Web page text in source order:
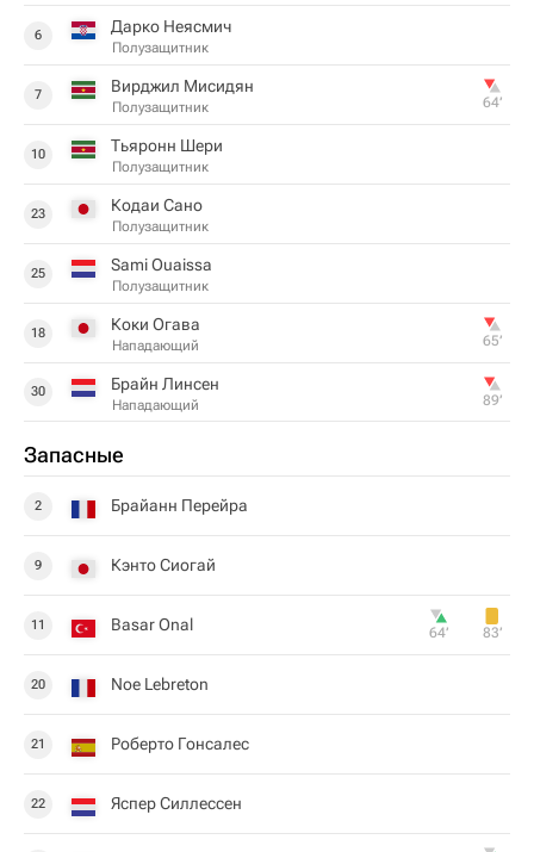
6 Дарко Неясмич
Полузащитник
7 Вирджил Мисидян
Полузащитник 64‎’‎
10 Тьяронн Шери
Полузащитник
23 Кодаи Сано
Полузащитник
25 Sami Ouaissa
Полузащитник
18 Коки Огава
Нападающий 65‎’‎
30 Брайн Линсен
Нападающий 89‎’‎
Запасные
2 Брайанн Перейра
9 Кэнто Сиогай
11 Basar Onal 64‎’‎ 83‎’‎
20 Noe Lebreton
21 Роберто Гонсалес
22 Яспер Силлессен